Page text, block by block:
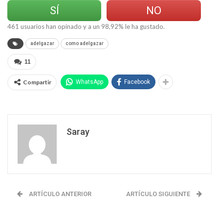
SÍ
NO
461 usuarios han opinado y a un 98,92% le ha gustado.
adelgazar como adelgazar
11
Compartir WhatsApp Facebook
Saray
ARTÍCULO ANTERIOR ARTÍCULO SIGUIENTE